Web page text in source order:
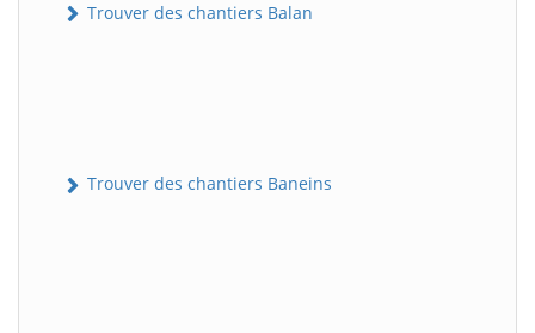
Trouver des chantiers Balan
Trouver des chantiers Baneins